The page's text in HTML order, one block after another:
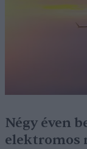
Négy éven
elektromos